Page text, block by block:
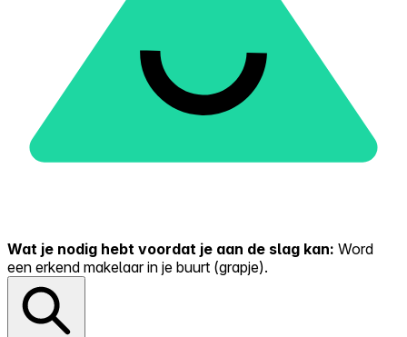
Wat je nodig hebt voordat je aan de slag kan: Word
een erkend makelaar in je buurt (grapje).